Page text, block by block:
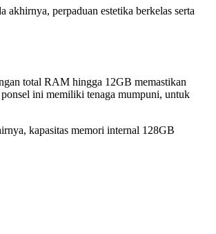
perpaduan estetika berkelas serta
total RAM hingga 12GB memastikan
ini memiliki tenaga mumpuni, untuk
kapasitas memori internal 128GB